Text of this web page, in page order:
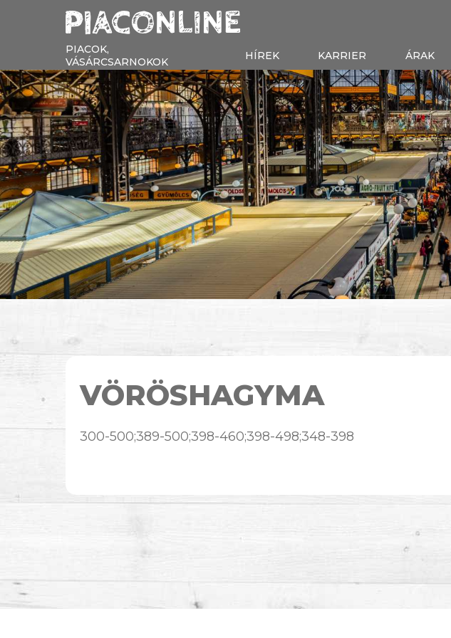
PIACOK,
VÁSÁRCSARNOKOK
HÍREK KARRIER ÁRAK
VÖRÖSHAGYMA
300-500;389-500;398-460;398-498;348-398